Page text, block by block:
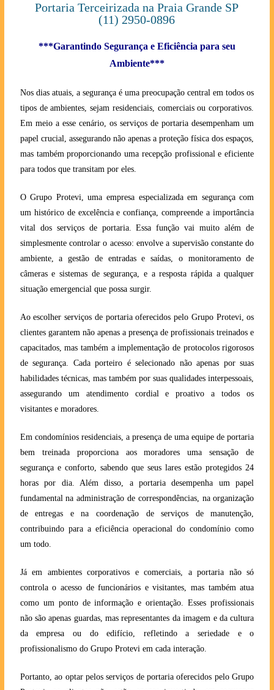
Portaria Terceirizada na Praia Grande SP
(11) 2950-0896
***Garantindo Segurança e Eficiência para seu
Ambiente***
Nos dias atuais, a segurança é uma preocupação central em todos os
tipos de ambientes, sejam residenciais, comerciais ou corporativos.
Em meio a esse cenário, os serviços de portaria desempenham um
papel crucial, assegurando não apenas a proteção física dos espaços,
mas também proporcionando uma recepção profissional e eficiente
para todos que transitam por eles.
O Grupo Protevi, uma empresa especializada em segurança com
um histórico de excelência e confiança, compreende a importância
vital dos serviços de portaria. Essa função vai muito além de
simplesmente controlar o acesso: envolve a supervisão constante do
ambiente, a gestão de entradas e saídas, o monitoramento de
câmeras e sistemas de segurança, e a resposta rápida a qualquer
situação emergencial que possa surgir.
Ao escolher serviços de portaria oferecidos pelo Grupo Protevi, os
clientes garantem não apenas a presença de profissionais treinados e
capacitados, mas também a implementação de protocolos rigorosos
de segurança. Cada porteiro é selecionado não apenas por suas
habilidades técnicas, mas também por suas qualidades interpessoais,
assegurando um atendimento cordial e proativo a todos os
visitantes e moradores.
Em condomínios residenciais, a presença de uma equipe de portaria
bem treinada proporciona aos moradores uma sensação de
segurança e conforto, sabendo que seus lares estão protegidos 24
horas por dia. Além disso, a portaria desempenha um papel
fundamental na administração de correspondências, na organização
de entregas e na coordenação de serviços de manutenção,
contribuindo para a eficiência operacional do condomínio como
um todo.
Já em ambientes corporativos e comerciais, a portaria não só
controla o acesso de funcionários e visitantes, mas também atua
como um ponto de informação e orientação. Esses profissionais
não são apenas guardas, mas representantes da imagem e da cultura
da empresa ou do edifício, refletindo a seriedade e o
profissionalismo do Grupo Protevi em cada interação.
Portanto, ao optar pelos serviços de portaria oferecidos pelo Grupo